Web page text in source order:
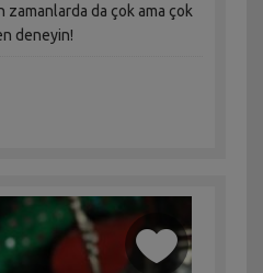
da çok ama çok
deneyin!